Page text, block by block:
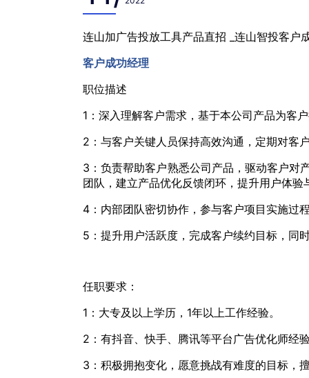
连山加广告投放工具产品直招 _连山智投客户
客户成功经理
职位描述
1：深入理解客户需求，基于本公司产品为客
2：与客户关键人员保持高效沟通，定期对客
3：负责帮助客户熟悉公司产品，驱动客户对
团队，建立产品优化反馈闭环，提升用户体验
4：内部团队密切协作，参与客户项目实施过
5：提升用户活跃度，完成客户续约目标，同
任职要求：
1：大专及以上学历，1年以上工作经验。
2：有抖音、快手、腾讯等平台广告优化师经
3：积极拥抱变化，愿意挑战有难度的目标，